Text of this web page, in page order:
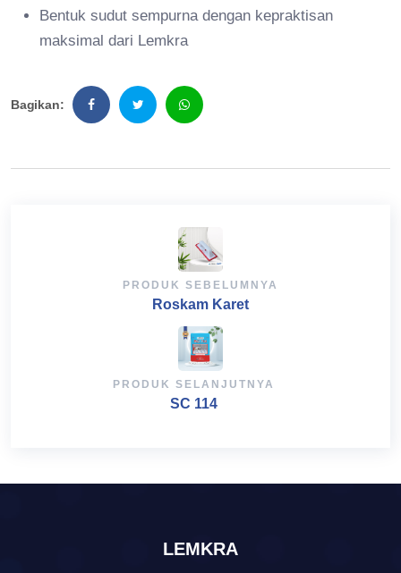
Bentuk sudut sempurna dengan kepraktisan
maksimal dari Lemkra
Bagikan:
PRODUK SEBELUMNYA
Roskam Karet
PRODUK SELANJUTNYA
SC 114
LEMKRA